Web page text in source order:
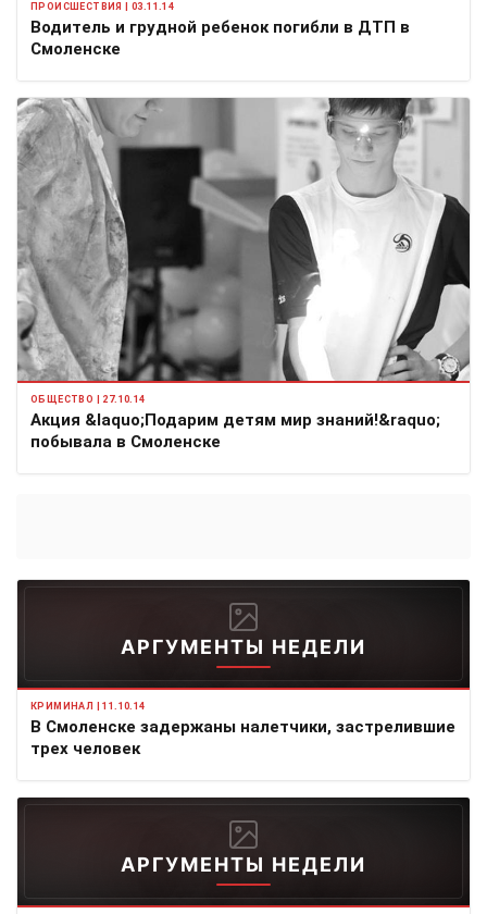
ПРОИСШЕСТВИЯ | 03.11.14
Водитель и грудной ребенок погибли в ДТП в
Смоленске
ОБЩЕСТВО | 27.10.14
Акция &laquo;Подарим детям мир знаний!&raquo;
побывала в Смоленске
АРГУМЕНТЫ НЕДЕЛИ
КРИМИНАЛ | 11.10.14
В Смоленске задержаны налетчики, застрелившие
трех человек
АРГУМЕНТЫ НЕДЕЛИ